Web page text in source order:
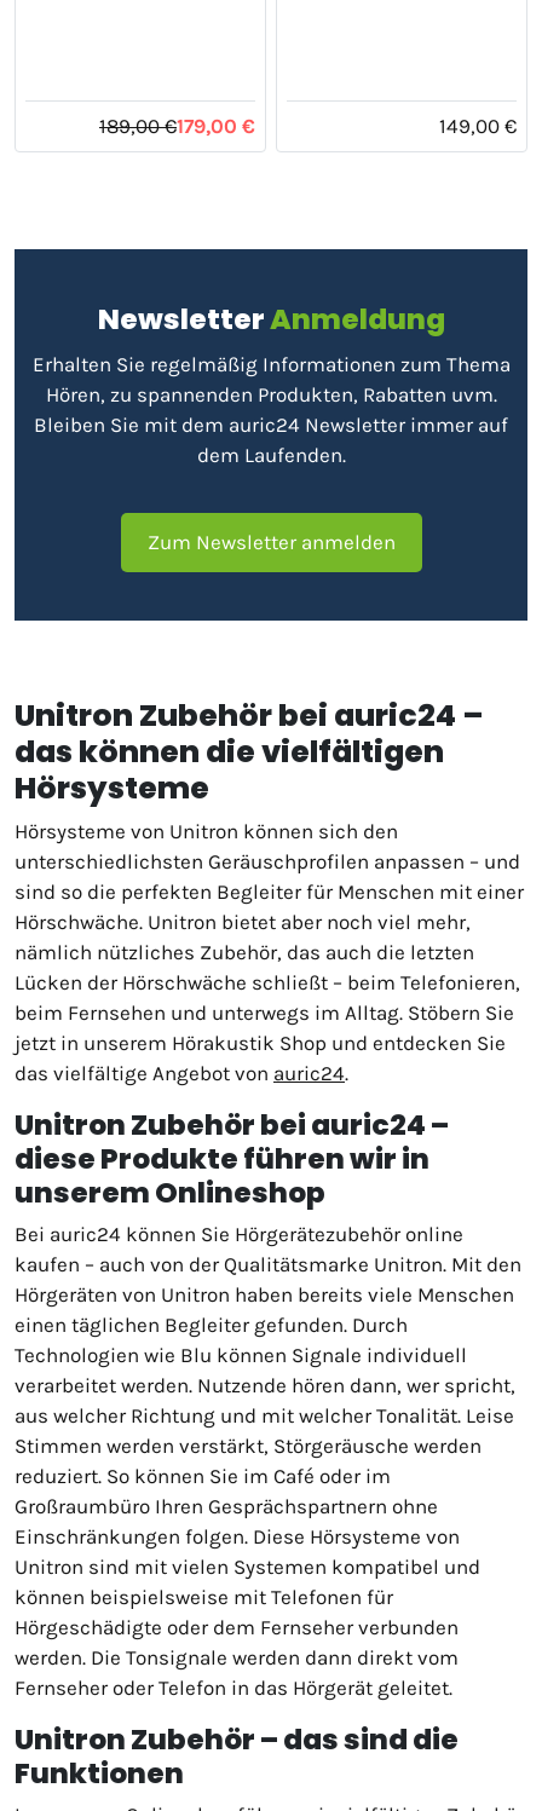
189,00 €179,00 € 149,00 €
NewsletterAnmeldung
Erhalten Sie regelmäßig Informationen zum Thema
Hören, zu spannenden Produkten, Rabatten uvm.
Bleiben Sie mit dem auric24 Newsletter immer auf
dem Laufenden.
Zum Newsletter anmelden
Unitron Zubehör bei auric24 –
das können die vielfältigen
Hörsysteme
Hörsysteme von Unitron können sich den
unterschiedlichsten Geräuschprofilen anpassen – und
sind so die perfekten Begleiter für Menschen mit einer
Hörschwäche. Unitron bietet aber noch viel mehr,
nämlich nützliches Zubehör, das auch die letzten
Lücken der Hörschwäche schließt – beim Telefonieren,
beim Fernsehen und unterwegs im Alltag. Stöbern Sie
jetzt in unserem Hörakustik Shop und entdecken Sie
das vielfältige Angebot von auric24.
Unitron Zubehör bei auric24 –
diese Produkte führen wir in
unserem Onlineshop
Bei auric24 können Sie Hörgerätezubehör online
kaufen – auch von der Qualitätsmarke Unitron. Mit den
Hörgeräten von Unitron haben bereits viele Menschen
einen täglichen Begleiter gefunden. Durch
Technologien wie Blu können Signale individuell
verarbeitet werden. Nutzende hören dann, wer spricht,
aus welcher Richtung und mit welcher Tonalität. Leise
Stimmen werden verstärkt, Störgeräusche werden
reduziert. So können Sie im Café oder im
Großraumbüro Ihren Gesprächspartnern ohne
Einschränkungen folgen. Diese Hörsysteme von
Unitron sind mit vielen Systemen kompatibel und
können beispielsweise mit Telefonen für
Hörgeschädigte oder dem Fernseher verbunden
werden. Die Tonsignale werden dann direkt vom
Fernseher oder Telefon in das Hörgerät geleitet.
Unitron Zubehör – das sind die
Funktionen